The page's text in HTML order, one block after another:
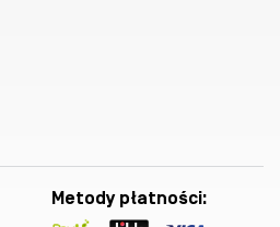
Metody płatności: